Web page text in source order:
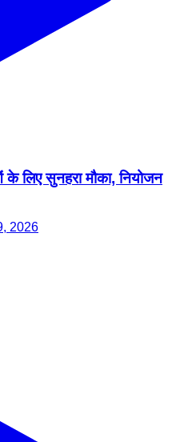
लिए सुनहरा मौका, नियोजन
2026